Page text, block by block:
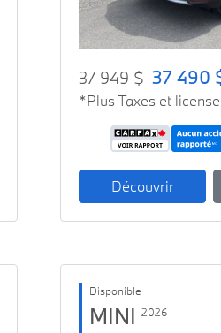
37 949 $ 37 490
*Plus Taxes et
Découvrir
Disponible
MINI 2026